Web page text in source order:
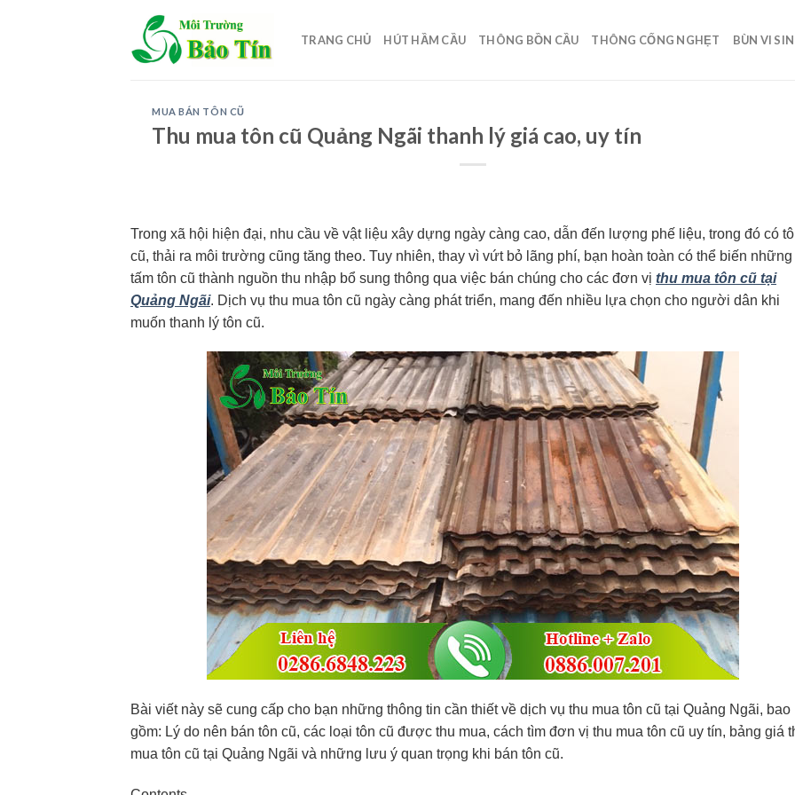
TRANG CHỦ HÚT HẦM CẦU THÔNG BỒN CẦU THÔNG CỐNG NGHẸT BÙN VI
MUA BÁN TÔN CŨ
Thu mua tôn cũ Quảng Ngãi thanh lý giá cao, uy tín
Trong xã hội hiện đại, nhu cầu về vật liệu xây dựng ngày càng cao, dẫn đến lượng phế liệu, trong đó có
cũ, thải ra môi trường cũng tăng theo. Tuy nhiên, thay vì vứt bỏ lãng phí, bạn hoàn toàn có thể biến những
tấm tôn cũ thành nguồn thu nhập bổ sung thông qua việc bán chúng cho các đơn vị thu mua tôn cũ tại
Quảng Ngãi. Dịch vụ thu mua tôn cũ ngày càng phát triển, mang đến nhiều lựa chọn cho người dân khi
muốn thanh lý tôn cũ.
Bài viết này sẽ cung cấp cho bạn những thông tin cần thiết về dịch vụ thu mua tôn cũ tại Quảng Ngãi, bao
gồm: Lý do nên bán tôn cũ, các loại tôn cũ được thu mua, cách tìm đơn vị thu mua tôn cũ uy tín, bảng giá
mua tôn cũ tại Quảng Ngãi và những lưu ý quan trọng khi bán tôn cũ.